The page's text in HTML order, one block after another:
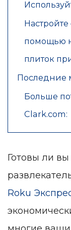
помощью
плиток
Последние
Больше
Clark.com:
Готовы ли
Roku